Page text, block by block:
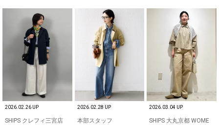
2026.02.26 UP
SHIPS クレフィ三宮店
2026.02.28 UP
本部スタッフ
2026.03.04 UP
SHIPS 大丸京都 WOME